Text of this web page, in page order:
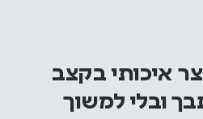
איכותי בקצב
ובלי למשוך